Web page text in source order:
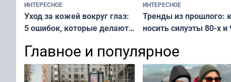
ИНТЕРЕСНОЕ
Уход за кожей вокруг глаз:
5 ошибок, которые делают
и вернуть свежий взгляд
без дорогих средств
ИНТЕРЕСНОЕ
Тренды из прошлого:
носить силуэты 80-х и
современно и стильно
переплат
Главное и популярное